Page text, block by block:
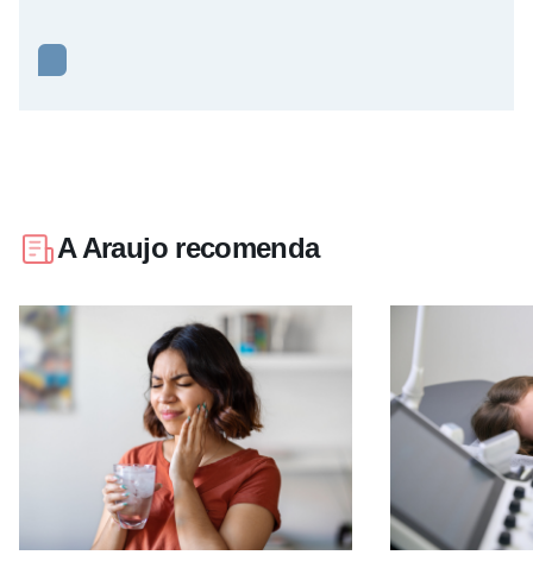
A Araujo recomenda